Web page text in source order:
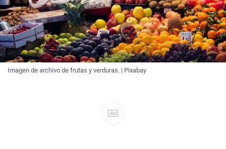
Imagen de archivo de frutas y verduras. | Pixabay
Ad